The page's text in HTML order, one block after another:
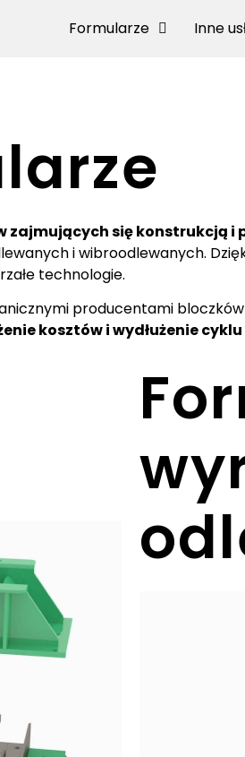
Formularze Inne
zajmujących się
i wibroodlewanych.
technologie.
producentami
kosztów i wydłużenie